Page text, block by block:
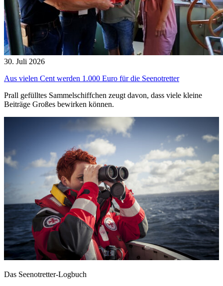
30. Juli 2026
Aus vielen Cent werden 1.000 Euro für die Seenotretter
Prall gefülltes Sammelschiffchen zeugt davon, dass viele kleine
Beiträge Großes bewirken können.
Das Seenotretter-Logbuch